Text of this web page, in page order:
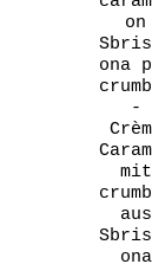
on
ona
-
mit
aus
ona